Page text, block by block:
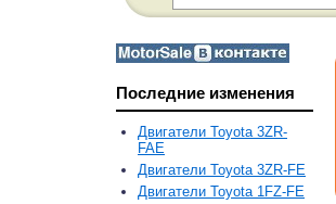
Последние изменения
Двигатели Toyota 3ZR-
FAE
Двигатели Toyota 3ZR-FE
Двигатели Toyota 1FZ-FE